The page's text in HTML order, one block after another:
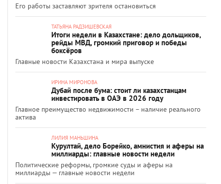
Его работы заставляют зрителя остановиться
ТАТЬЯНА РАДЗИШЕВСКАЯ
Итоги недели в Казахстане: дело дольщиков,
рейды МВД, громкий приговор и победы
боксёров
Главные новости Казахстана и мира выпуске
ИРИНА МИРОНОВА
Дубай после бума: стоит ли казахстанцам
инвестировать в ОАЭ в 2026 году
Главное преимущество недвижимости – наличие реального
актива
ЛИЛИЯ МАНЬШИНА
Курултай, дело Борейко, амнистия и аферы на
миллиарды: главные новости недели
Политические реформы, громкие суды и аферы на
миллиарды — главные новости недели